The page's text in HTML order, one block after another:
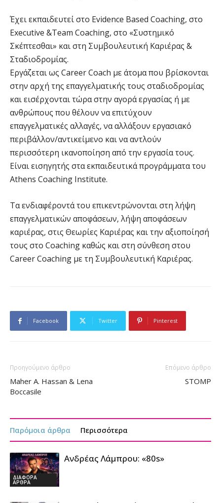
Έχει εκπαιδευτεί στο Evidence Based Coaching, στο
Executive &Team Coaching, στο «Συστημικό
Σκέπτεσθαι» και στη Συμβουλευτική Καριέρας &
Σταδιοδρομίας.
Εργάζεται ως Career Coach με άτομα που βρίσκονται
στην αρχή της επαγγελματικής τους σταδιοδρομίας
και εισέρχονται τώρα στην αγορά εργασίας ή με
ανθρώπους που θέλουν να επιτύχουν
επαγγελματικές αλλαγές, να αλλάξουν εργασιακό
περιβάλλον/αντικείμενο και να αντλούν
περισσότερη ικανοποίηση από την εργασία τους.
Eίναι εισηγητής στα εκπαιδευτικά προγράμματα του
Athens Coaching Institute.
Τα ενδιαφέροντά του επικεντρώνονται στη λήψη
επαγγελματικών αποφάσεων, λήψη αποφάσεων
καριέρας, στις Θεωρίες Καριέρας και την αξιοποίησή
τους στο Coaching καθώς και στη σύνθεση στου
Career Coaching με τη Συμβουλευτική Καριέρας.
Facebook Twitter Pinterest
Προηγούμενο άρθρο
Maher A. Hassan & Lena
Boccasile
Επόμενο άρθρο
STOMP
Παρόμοια άρθρα Περισσότερα
ΔΙΑΦΟΡΑ
ΑΡΘΡΑ
Ανδρέας Λάμπρου: «80s»